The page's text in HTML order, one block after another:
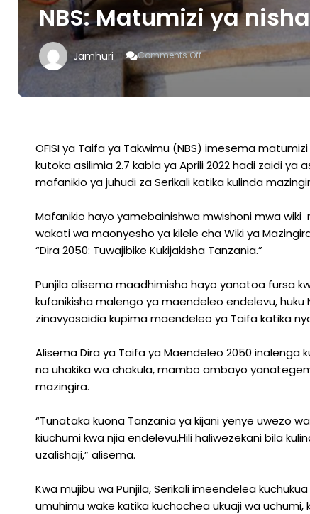
NBS: Matumizi ya
Jamhuri Comments Off
On
Nchini
OFISI ya Taifa ya Takwimu (NBS) imesema
kutoka asilimia 2.7 kabla ya Aprili 2022 hadi zaidi ya
mafanikio ya juhudi za Serikali katika kulinda
Mafanikio hayo yamebainishwa mwishoni mwa wiki
wakati wa maonyesho ya kilele cha Wiki ya
“Dira 2050: Tuwajibike Kukijakisha Tanzania.”
Punjila alisema maadhimisho hayo yanatoa fursa
kufanikisha malengo ya maendeleo endelevu,
zinavyosaidia kupima maendeleo ya Taifa katika
Alisema Dira ya Taifa ya Maendeleo 2050 inalenga
na uhakika wa chakula, mambo ambayo
mazingira.
“Tunataka kuona Tanzania ya kijani yenye uwezo
kiuchumi kwa njia endelevu,Hili haliwezekani bila
uzalishaji,” alisema.
Kwa mujibu wa Punjila, Serikali imeendelea
umuhimu wake katika kuchochea ukuaji wa